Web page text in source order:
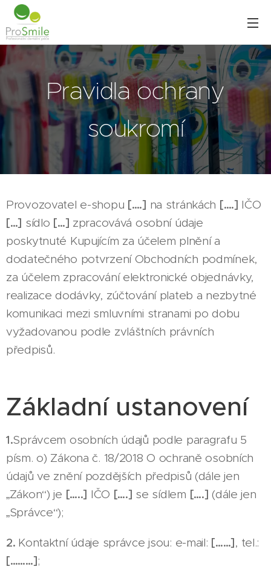
Pravidla ochrany
soukromí
Provozovatel e-shopu [….] na stránkách [….] IČO
[…] sídlo […] zpracovává osobní údaje
poskytnuté Kupujícím za účelem plnění a
dodatečného potvrzení Obchodních podmínek,
za účelem zpracování elektronické objednávky,
realizace dodávky, zúčtování plateb a nezbytné
komunikaci mezi smluvními stranami po dobu
vyžadovanou podle zvláštních právních
předpisů.
Základní ustanovení
1.Správcem osobních údajů podle paragrafu 5
písm. o) Zákona č. 18/2018 O ochraně osobních
údajů ve znění pozdějších předpisů (dále jen
„Zákon“) je […..] IČO [….] se sídlem [….] (dále jen
„Správce“);
2. Kontaktní údaje správce jsou: e-mail: [……], tel.:
[………];